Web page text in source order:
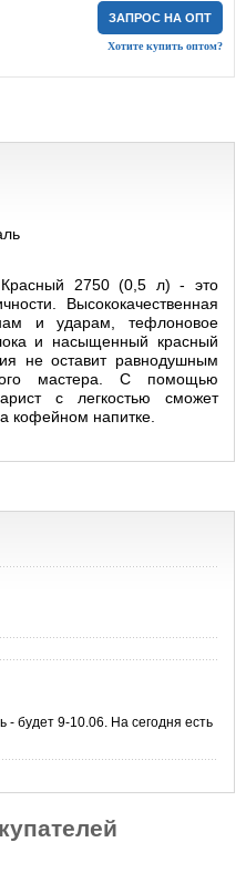
ЗАПРОС НА ОПТ
Хотите купить оптом?
2750 (0,5 л) - это
Высококачественная
и ударам, тефлоновое
и насыщенный красный
не оставит равнодушным
мастера. С помощью
с легкостью сможет
кофейном напитке.
- будет 9-10.06. На сегодня есть